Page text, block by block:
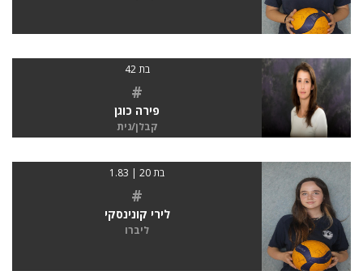
בת 42
#
פירה כוגן
קבלן/נית
בת 20 | 1.83
#
לירי קונינסקי
ליברו